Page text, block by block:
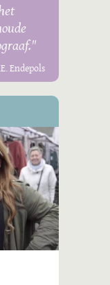
Endepols